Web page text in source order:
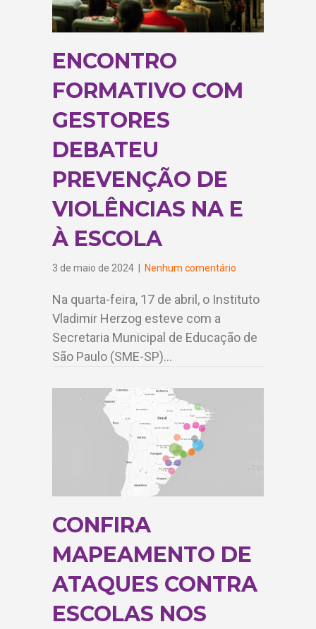
ENCONTRO
FORMATIVO COM
GESTORES
DEBATEU
PREVENÇÃO DE
VIOLÊNCIAS NA E
À ESCOLA
3 de maio de 2024 Nenhum comentário
Na quarta-feira, 17 de abril, o Instituto
Vladimir Herzog esteve com a
Secretaria Municipal de Educação de
São Paulo (SME-SP)…
CONFIRA
MAPEAMENTO DE
ATAQUES CONTRA
ESCOLAS NOS